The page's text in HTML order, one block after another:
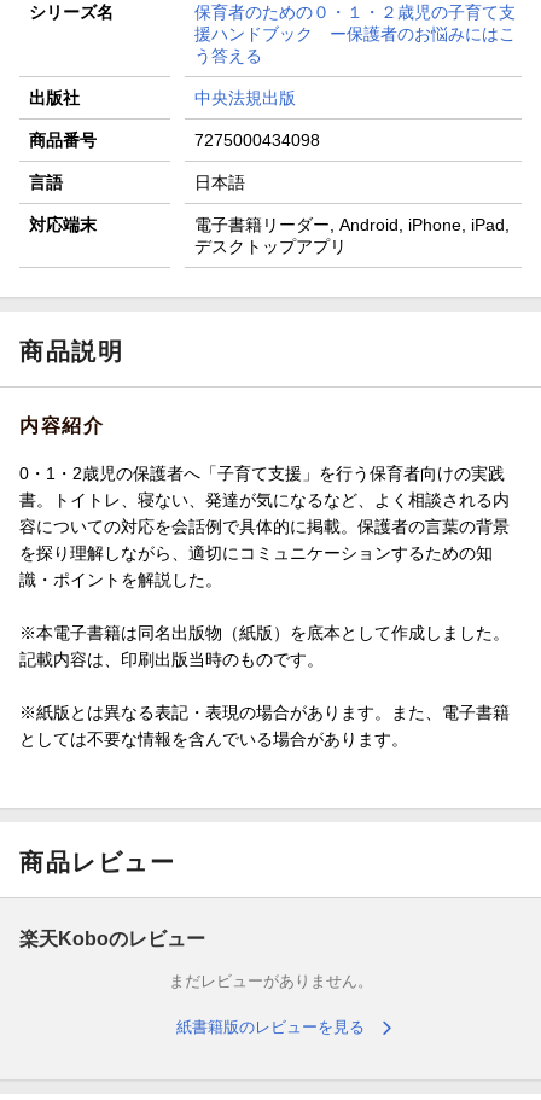
シリーズ名
保育者のための０・１・２歳児の子育て支
援ハンドブック ー保護者のお悩みにはこ
う答える
出版社 中央法規出版
商品番号 7275000434098
言語 日本語
対応端末
電子書籍リーダー, Android, iPhone, iPad,
デスクトップアプリ
商品説明
内容紹介
0・1・2歳児の保護者へ「子育て支援」を行う保育者向けの実践
書。トイトレ、寝ない、発達が気になるなど、よく相談される内
容についての対応を会話例で具体的に掲載。保護者の言葉の背景
を探り理解しながら、適切にコミュニケーションするための知
識・ポイントを解説した。
※本電子書籍は同名出版物（紙版）を底本として作成しました。
記載内容は、印刷出版当時のものです。
※紙版とは異なる表記・表現の場合があります。また、電子書籍
としては不要な情報を含んでいる場合があります。
商品レビュー
楽天Koboのレビュー
まだレビューがありません。
紙書籍版のレビューを見る